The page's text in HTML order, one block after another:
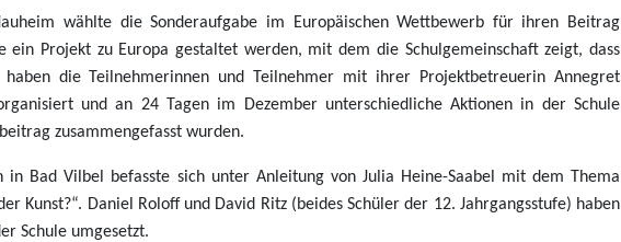
wählte die Sonderaufgabe im Europäischen Wettbewerb für ihren Beitrag
ein Projekt zu Europa gestaltet werden, mit dem die Schulgemeinschaft zeigt, dass
die Teilnehmerinnen und Teilnehmer mit ihrer Projektbetreuerin Annegret
und an 24 Tagen im Dezember unterschiedliche Aktionen in der Schule
zusammengefasst wurden.
in Bad Vilbel befasste sich unter Anleitung von Julia Heine-Saabel mit dem Thema
Kunst?“. Daniel Roloff und David Ritz (beides Schüler der 12. Jahrgangsstufe) haben
Schule umgesetzt.